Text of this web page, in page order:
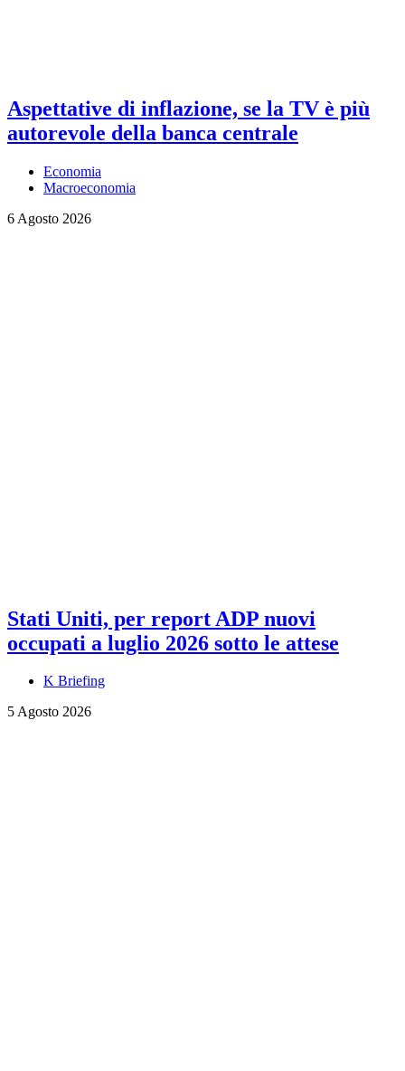
Aspettative di inflazione, se la TV è più
autorevole della banca centrale
Economia
Macroeconomia
6 Agosto 2026
Stati Uniti, per report ADP nuovi
occupati a luglio 2026 sotto le attese
K Briefing
5 Agosto 2026